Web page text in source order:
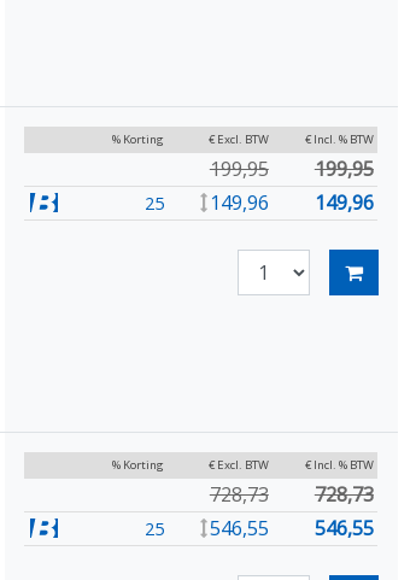
% Korting € Excl. BTW € Incl. % BTW
199,95 199,95
25 149,96 149,96
% Korting € Excl. BTW € Incl. % BTW
728,73 728,73
25 546,55 546,55